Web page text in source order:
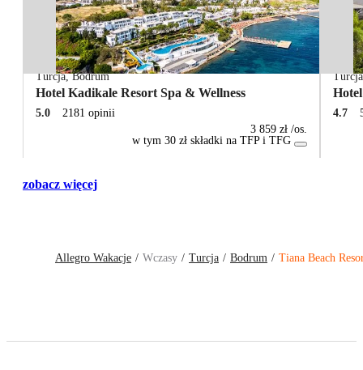
Turcja,Bodrum
Hotel Kadikale Resort Spa & Wellness
5.0
2181 opinii
3 859 zł /os.
w tym 30 zł składki na TFP i TFG
Turcja
4.7
zobacz więcej
Allegro Wakacje Wczasy Turcja Bodrum Tiana Beach